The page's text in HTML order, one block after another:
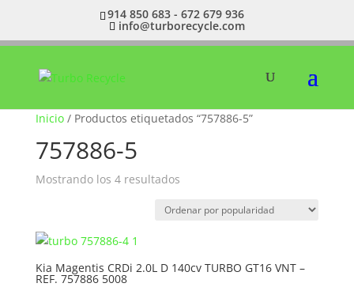
914 850 683 - 672 679 936
info@turborecycle.com
Inicio/ Productos etiquetados “757886-5”
757886-5
Mostrando los 4 resultadosOrdenado
popularidad
Kia Magentis CRDi 2.0L D 140cv TURBO GT16 VNT –
REF. 757886 5008